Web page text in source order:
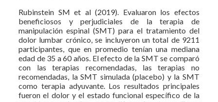
Rubinstein SM et al (2019). Evaluaron los efectos
beneficiosos y perjudiciales de la terapia de
manipulación espinal (SMT) para el tratamiento del
dolor lumbar crónico, se incluyeron un total de 9211
participantes, que en promedio tenían una mediana
edad de 35 a 60 años. El efecto de la SMT se comparó
con las terapias recomendadas, las terapias no
recomendadas, la SMT simulada (placebo) y la SMT
como terapia adyuvante. Los resultados principales
fueron el dolor y el estado funcional específico de la